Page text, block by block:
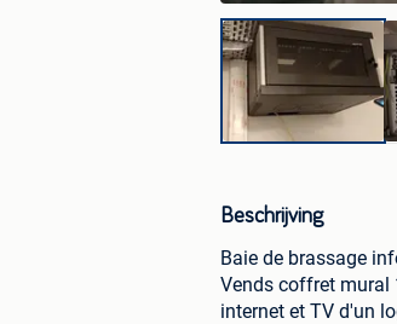
Beschrijving
Baie de brassage
Vends coffret mural
internet et TV d'un